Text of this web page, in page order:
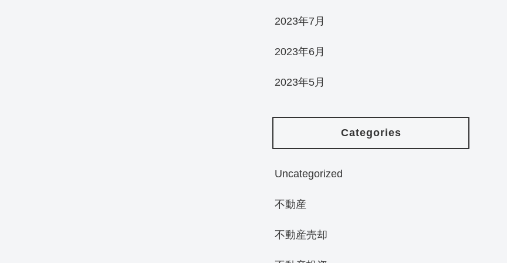
2023年7月
2023年6月
2023年5月
Categories
Uncategorized
不動産
不動産売却